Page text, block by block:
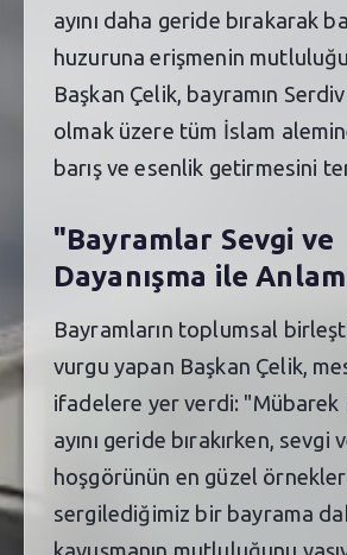
ayını daha geride bırakarak
huzuruna erişmenin
Başkan Çelik, bayramın
olmak üzere tüm İslam
barış ve esenlik getirmesini
"Bayramlar Sevgi ve
Dayanışma ile
Bayramların toplumsal
vurgu yapan Başkan Çelik,
ifadelere yer verdi: "Mübarek
ayını geride bırakırken, sevgi
hoşgörünün en güzel
sergilediğimiz bir bayrama
kavuşmanın mutluluğunu